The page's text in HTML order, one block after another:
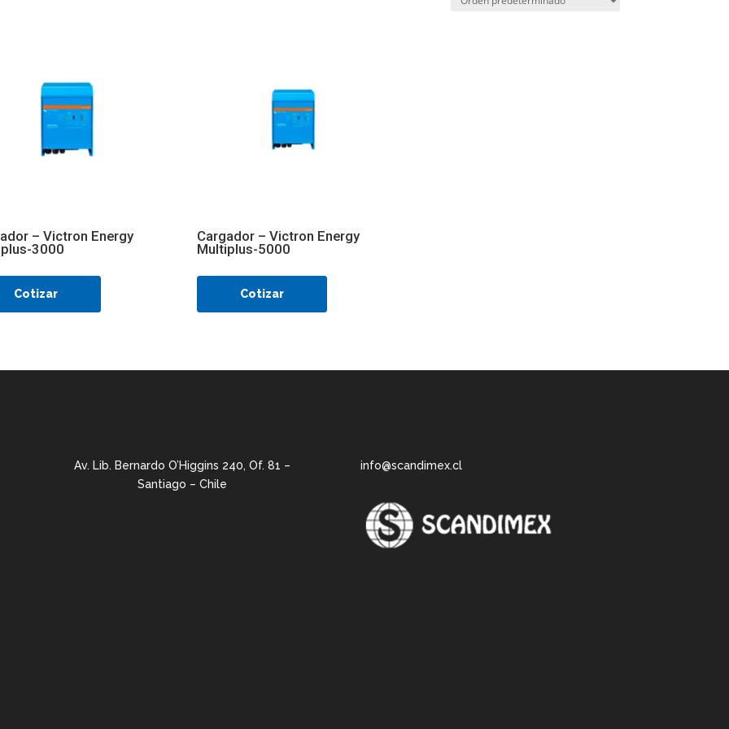
– Victron Energy
3000
Cotizar
Cargador – Victron Energy
Multiplus-5000
Cotizar
Av. Lib. Bernardo O’Higgins 240, Of. 81 –
Santiago – Chile
info@scandimex.cl